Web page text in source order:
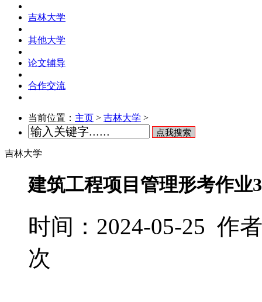
吉林大学
其他大学
论文辅导
合作交流
当前位置： 主页 > 吉林大学 >
点我搜索
吉林大学
建筑工程项目管理形考作业
时间：2024-05-25 作
次